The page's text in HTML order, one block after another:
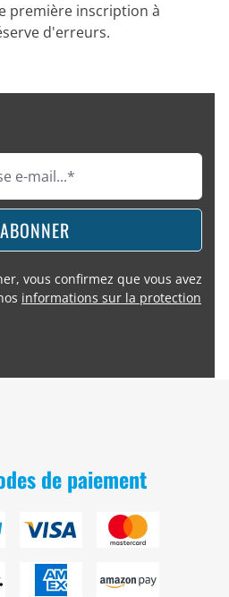
première inscription à
d'erreurs.
vous confirmez que vous avez
informations sur la protection
de paiement